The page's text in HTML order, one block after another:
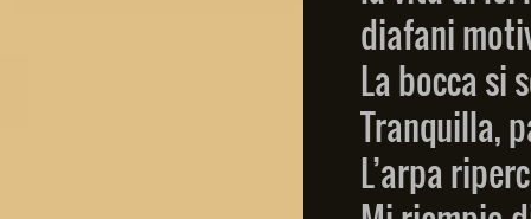
diafani
La bocca si
Tranquilla,
L’arpa